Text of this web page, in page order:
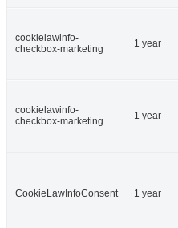
cookielawinfo-
checkbox-marketing
1 year
cookielawinfo-
checkbox-marketing
1 year
CookieLawInfoConsent 1 year